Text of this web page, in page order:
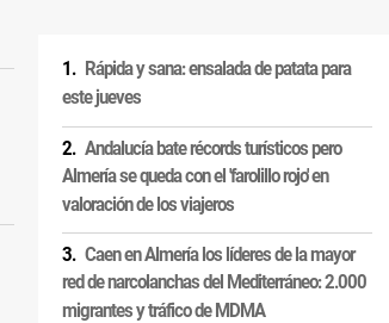
Rápida y sana: ensalada de patata para
este jueves
Andalucía bate récords turísticos pero
Almería se queda con el 'farolillo rojo' en
valoración de los viajeros
Caen en Almería los líderes de la mayor
red de narcolanchas del Mediterráneo: 2.000
migrantes y tráfico de MDMA